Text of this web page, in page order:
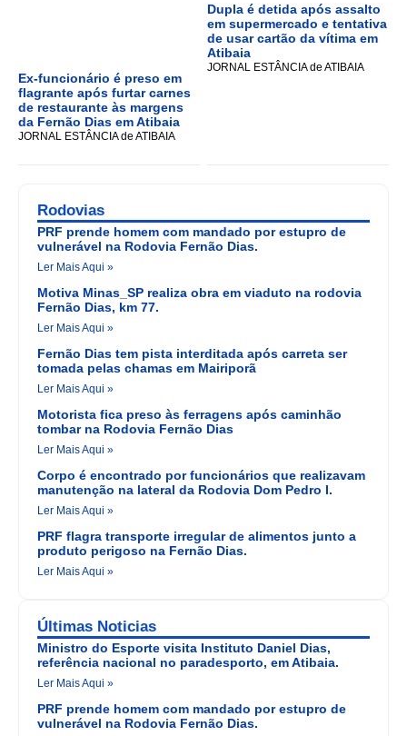
Ex-funcionário é preso em
flagrante após furtar carnes
de restaurante às margens
da Fernão Dias em Atibaia
JORNAL ESTÂNCIA de ATIBAIA
Dupla é detida após assalto
em supermercado e tentativa
de usar cartão da vítima em
Atibaia
JORNAL ESTÂNCIA de ATIBAIA
Rodovias
PRF prende homem com mandado por estupro de
vulnerável na Rodovia Fernão Dias.
Ler Mais Aqui »
Motiva Minas_SP realiza obra em viaduto na rodovia
Fernão Dias, km 77.
Ler Mais Aqui »
Fernão Dias tem pista interditada após carreta ser
tomada pelas chamas em Mairiporã
Ler Mais Aqui »
Motorista fica preso às ferragens após caminhão
tombar na Rodovia Fernão Dias
Ler Mais Aqui »
Corpo é encontrado por funcionários que realizavam
manutenção na lateral da Rodovia Dom Pedro I.
Ler Mais Aqui »
PRF flagra transporte irregular de alimentos junto a
produto perigoso na Fernão Dias.
Ler Mais Aqui »
Últimas Noticias
Ministro do Esporte visita Instituto Daniel Dias,
referência nacional no paradesporto, em Atibaia.
Ler Mais Aqui »
PRF prende homem com mandado por estupro de
vulnerável na Rodovia Fernão Dias.